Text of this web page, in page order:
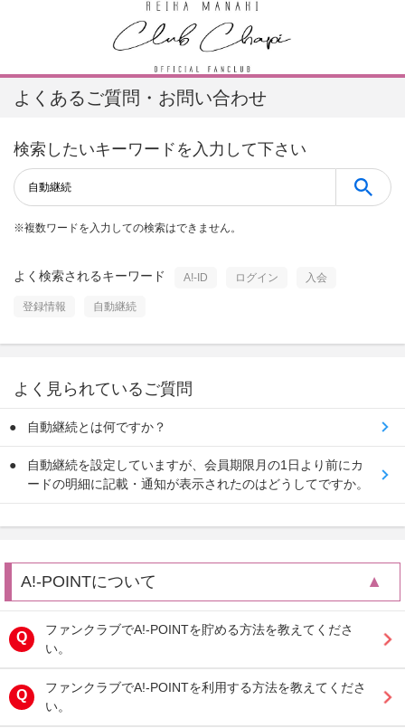
よくあるご質問・お問い合わせ
検索したいキーワードを入力して下さい
※複数ワードを入力しての検索はできません。
よく検索されるキーワード A!-ID ログイン 入会
登録情報 自動継続
よく見られているご質問
自動継続とは何ですか？
自動継続を設定していますが、会員期限月の1日より前にカ
ードの明細に記載・通知が表示されたのはどうしてですか。
A!-POINTについて
ファンクラブでA!-POINTを貯める方法を教えてくださ
い。
ファンクラブでA!-POINTを利用する方法を教えてくださ
い。